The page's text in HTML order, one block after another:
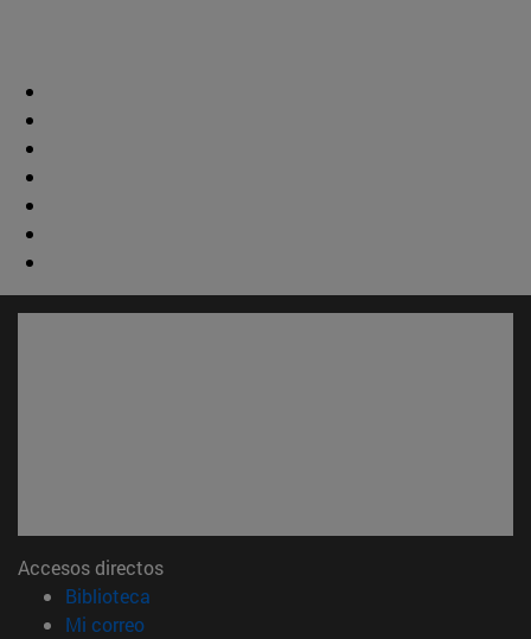
Accesos directos
Biblioteca
Mi correo(abre en nueva ventana)